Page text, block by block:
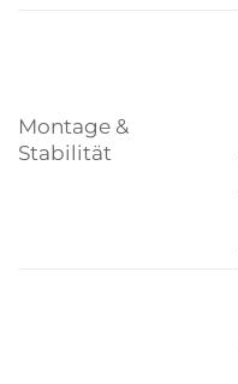
Montage &
Stabilität